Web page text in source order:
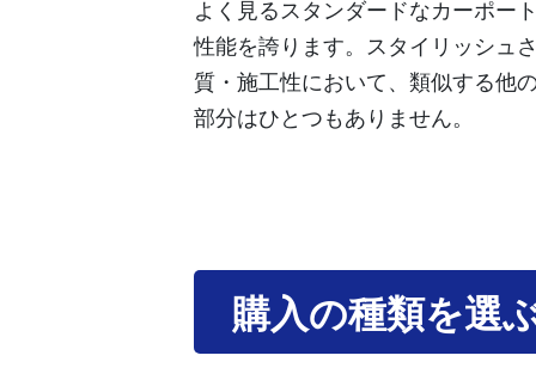
よく見るスタンダードなカーポー
性能を誇ります。スタイリッシュ
質・施工性において、類似する他
部分はひとつもありません。
購入の種類を選